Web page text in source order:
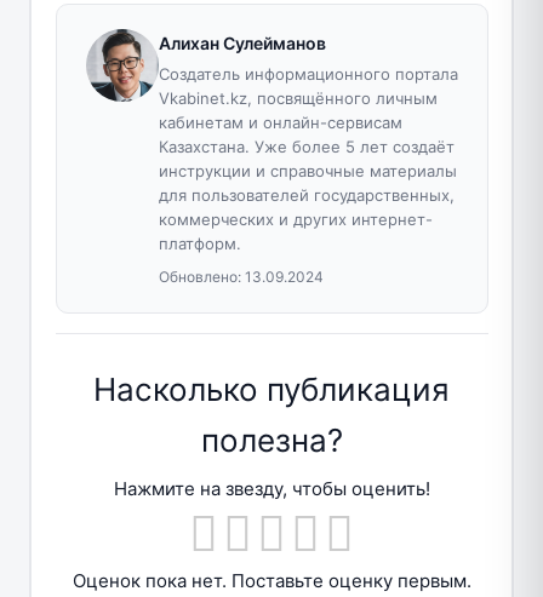
Алихан Сулейманов
Создатель информационного портала
Vkabinet.kz, посвящённого личным
кабинетам и онлайн-сервисам
Казахстана. Уже более 5 лет создаёт
инструкции и справочные материалы
для пользователей государственных,
коммерческих и других интернет-
платформ.
Обновлено: 13.09.2024
Насколько публикация
полезна?
Нажмите на звезду, чтобы оценить!
Оценок пока нет. Поставьте оценку первым.